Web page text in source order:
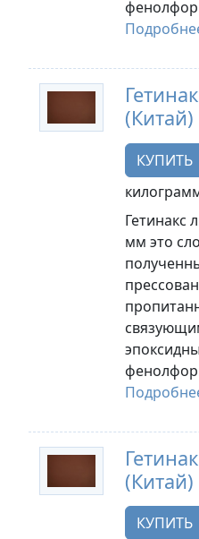
КУПИТЬ
Гетинакс
мм это
КУПИТЬ